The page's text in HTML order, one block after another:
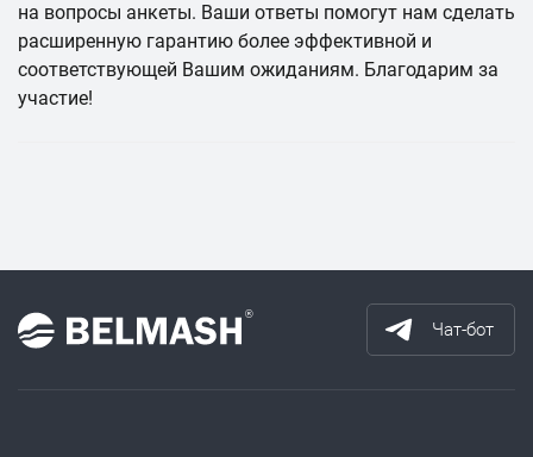
на вопросы анкеты. Ваши ответы помогут нам сделать
расширенную гарантию более эффективной и
соответствующей Вашим ожиданиям. Благодарим за
участие!
Чат-бот